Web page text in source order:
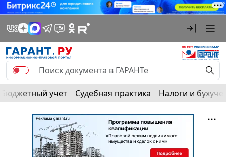
Бюджетный учет Судебная практика Налоги и